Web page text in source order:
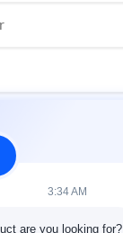
3:34 AM
are you looking for?